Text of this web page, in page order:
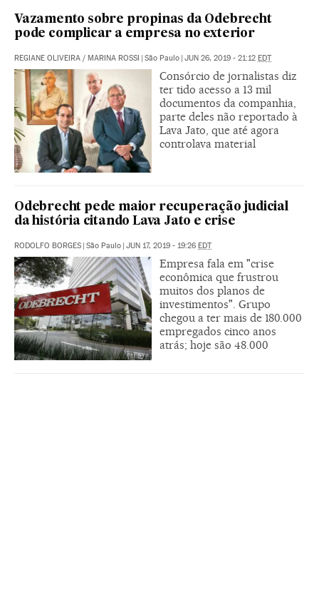
Vazamento sobre propinas da Odebrecht
pode complicar a empresa no exterior
REGIANE OLIVEIRA / MARINA ROSSI | São Paulo | JUN 26, 2019 - 21:12 EDT
Consórcio de jornalistas diz
ter tido acesso a 13 mil
documentos da companhia,
parte deles não reportado à
Lava Jato, que até agora
controlava material
Odebrecht pede maior recuperação judicial
da história citando Lava Jato e crise
RODOLFO BORGES | São Paulo | JUN 17, 2019 - 19:26 EDT
Empresa fala em "crise
econômica que frustrou
muitos dos planos de
investimentos". Grupo
chegou a ter mais de 180.000
empregados cinco anos
atrás; hoje são 48.000